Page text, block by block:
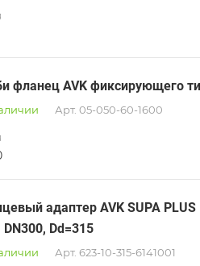
фланец AVK фиксирующего
Арт. 05-050-60-1600
адаптер AVK SUPA
DN300, Dd=315
Арт. 623-10-315-6141001